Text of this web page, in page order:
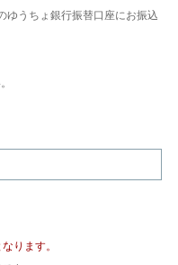
ゆうちょ銀行振替口座にお振込
ります。